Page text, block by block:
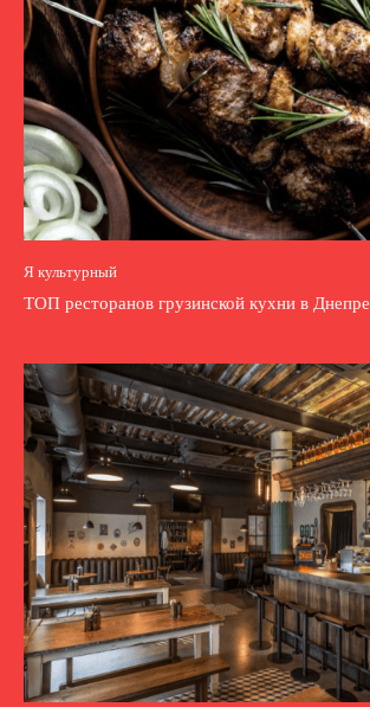
Я культурный
ТОП ресторанов грузинской кухни в Днепре